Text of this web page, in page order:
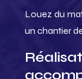
Louez du
un chantier